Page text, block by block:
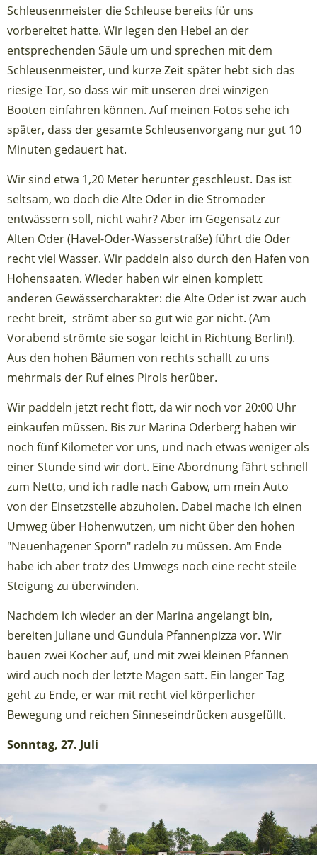
Schleusenmeister die Schleuse bereits für uns
vorbereitet hatte. Wir legen den Hebel an der
entsprechenden Säule um und sprechen mit dem
Schleusenmeister, und kurze Zeit später hebt sich das
riesige Tor, so dass wir mit unseren drei winzigen
Booten einfahren können. Auf meinen Fotos sehe ich
später, dass der gesamte Schleusenvorgang nur gut 10
Minuten gedauert hat.
Wir sind etwa 1,20 Meter herunter geschleust. Das ist
seltsam, wo doch die Alte Oder in die Stromoder
entwässern soll, nicht wahr? Aber im Gegensatz zur
Alten Oder (Havel-Oder-Wasserstraße) führt die Oder
recht viel Wasser. Wir paddeln also durch den Hafen von
Hohensaaten. Wieder haben wir einen komplett
anderen Gewässercharakter: die Alte Oder ist zwar auch
recht breit, strömt aber so gut wie gar nicht. (Am
Vorabend strömte sie sogar leicht in Richtung Berlin!).
Aus den hohen Bäumen von rechts schallt zu uns
mehrmals der Ruf eines Pirols herüber.
Wir paddeln jetzt recht flott, da wir noch vor 20:00 Uhr
einkaufen müssen. Bis zur Marina Oderberg haben wir
noch fünf Kilometer vor uns, und nach etwas weniger als
einer Stunde sind wir dort. Eine Abordnung fährt schnell
zum Netto, und ich radle nach Gabow, um mein Auto
von der Einsetzstelle abzuholen. Dabei mache ich einen
Umweg über Hohenwutzen, um nicht über den hohen
"Neuenhagener Sporn" radeln zu müssen. Am Ende
habe ich aber trotz des Umwegs noch eine recht steile
Steigung zu überwinden.
Nachdem ich wieder an der Marina angelangt bin,
bereiten Juliane und Gundula Pfannenpizza vor. Wir
bauen zwei Kocher auf, und mit zwei kleinen Pfannen
wird auch noch der letzte Magen satt. Ein langer Tag
geht zu Ende, er war mit recht viel körperlicher
Bewegung und reichen Sinneseindrücken ausgefüllt.
Sonntag, 27. Juli